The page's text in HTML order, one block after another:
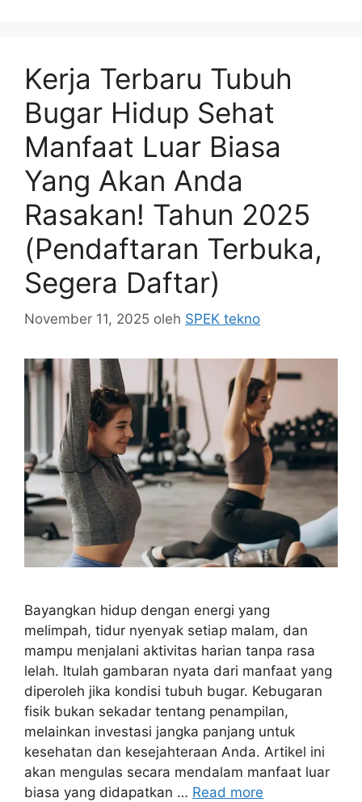
Kerja Terbaru Tubuh
Bugar Hidup Sehat
Manfaat Luar Biasa
Yang Akan Anda
Rasakan! Tahun 2025
(Pendaftaran Terbuka,
Segera Daftar)
November 11, 2025 oleh SPEK tekno
Bayangkan hidup dengan energi yang
melimpah, tidur nyenyak setiap malam, dan
mampu menjalani aktivitas harian tanpa rasa
lelah. Itulah gambaran nyata dari manfaat yang
diperoleh jika kondisi tubuh bugar. Kebugaran
fisik bukan sekadar tentang penampilan,
melainkan investasi jangka panjang untuk
kesehatan dan kesejahteraan Anda. Artikel ini
akan mengulas secara mendalam manfaat luar
biasa yang didapatkan … Read more